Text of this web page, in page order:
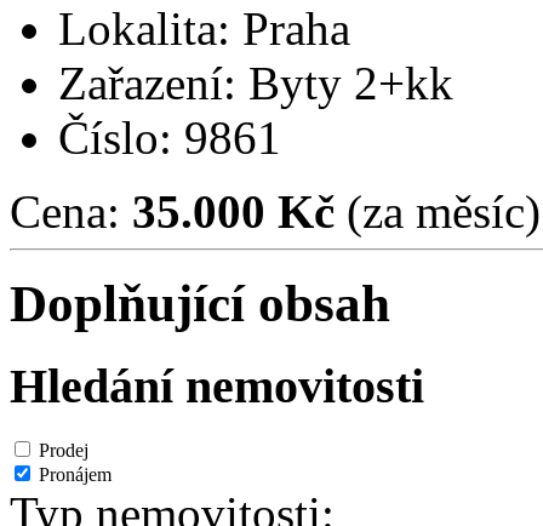
Lokalita: Praha
Zařazení: Byty 2+kk
Číslo: 9861
Cena: 35.000 Kč (za měsíc)
Doplňující obsah
Hledání nemovitosti
Prodej
Pronájem
Typ nemovitosti: